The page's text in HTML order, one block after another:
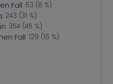
Fall 63 (8 %)
243 (31 %)
354 (45 %)
Fall 129 (16 %)